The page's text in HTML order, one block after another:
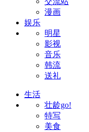
漫画
娱乐
明星
影视
音乐
韩流
送礼
生活
壮龄go!
特写
美食